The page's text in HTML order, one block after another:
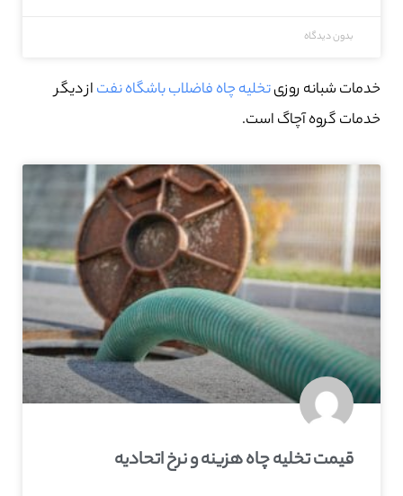
بدون دیدگاه
خدمات شبانه روزیتخلیه چاه فاضلاب باشگاه نفتاز دیگر
خدمات گروه آچاگ است.
قیمت تخلیه چاه هزینه و نرخ اتحادیه